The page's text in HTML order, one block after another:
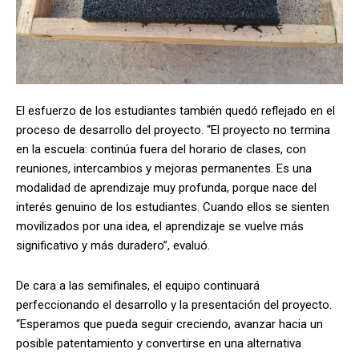
El esfuerzo de los estudiantes también quedó reflejado en el
proceso de desarrollo del proyecto. “El proyecto no termina
en la escuela: continúa fuera del horario de clases, con
reuniones, intercambios y mejoras permanentes. Es una
modalidad de aprendizaje muy profunda, porque nace del
interés genuino de los estudiantes. Cuando ellos se sienten
movilizados por una idea, el aprendizaje se vuelve más
significativo y más duradero”, evaluó.
De cara a las semifinales, el equipo continuará
perfeccionando el desarrollo y la presentación del proyecto.
“Esperamos que pueda seguir creciendo, avanzar hacia un
posible patentamiento y convertirse en una alternativa